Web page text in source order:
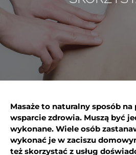
Masaże to naturalny sposób
wsparcie zdrowia. Muszą być
wykonane. Wiele osób
wykonać je w zaciszu
też skorzystać z usług